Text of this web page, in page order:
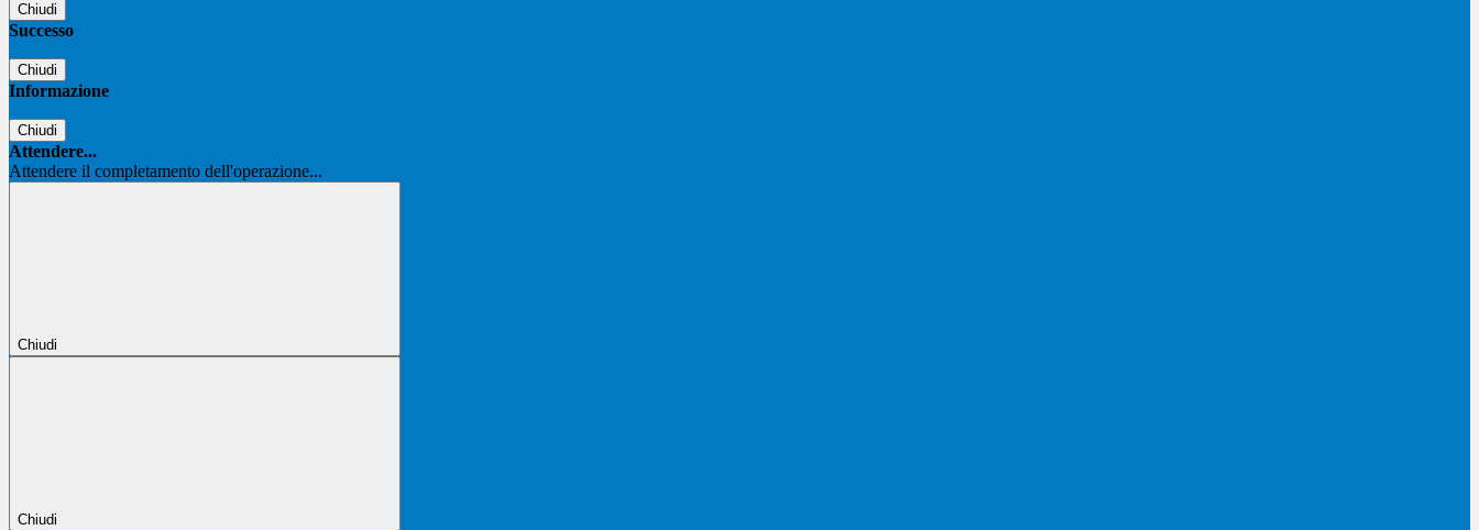
Chiudi
Successo
Chiudi
Informazione
Chiudi
Attendere...
Attendere il completamento dell'operazione...
Chiudi
Chiudi